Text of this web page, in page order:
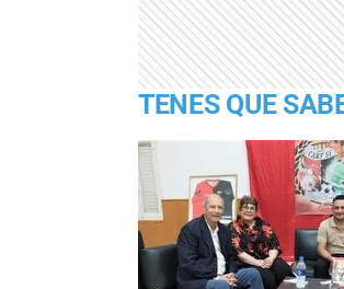
TENES QUE